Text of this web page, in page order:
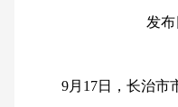
发
9月17日，长治市